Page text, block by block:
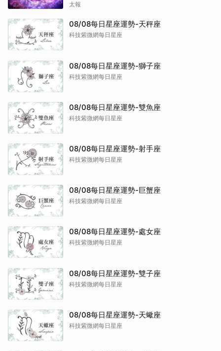
太報
08/08每日星座運勢-天秤座
科技紫微網每日星座
08/08每日星座運勢-獅子座
科技紫微網每日星座
08/08每日星座運勢-雙魚座
科技紫微網每日星座
08/08每日星座運勢-射手座
科技紫微網每日星座
08/08每日星座運勢-巨蟹座
科技紫微網每日星座
08/08每日星座運勢-處女座
科技紫微網每日星座
08/08每日星座運勢-雙子座
科技紫微網每日星座
08/08每日星座運勢-天蠍座
科技紫微網每日星座